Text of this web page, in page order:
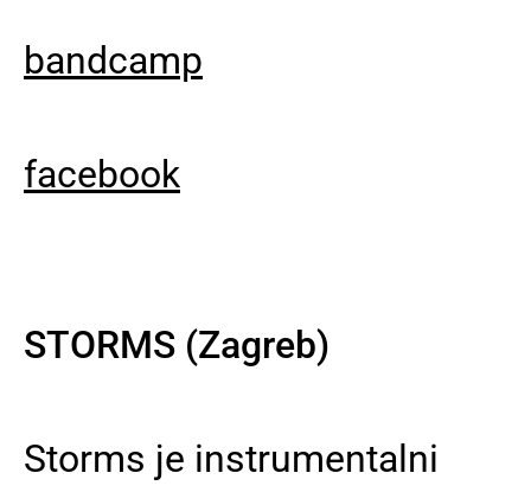
bandcamp
facebook
STORMS (Zagreb)
Storms je instrumentalni